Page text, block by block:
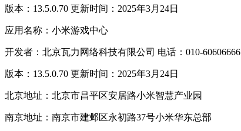
版本：13.5.0.70 更新时间：2025年3月24日
应用名称：小米游戏中心
开发者：北京瓦力网络科技有限公司 电话：010-60606666
版本：13.5.0.70 更新时间：2025年3月24日
北京地址：北京市昌平区安居路小米智慧产业园
南京地址：南京市建邺区永初路37号小米华东总部